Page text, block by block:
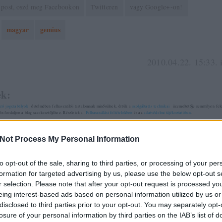
Process My Personal Information
opt-out of the sale, sharing to third parties, or processing of your
for targeted advertising by us, please use the below opt-out
selection. Please note that after your opt-out request is processed
interest-based ads based on personal information utilized by us
to third parties prior to your opt-out. You may separately
of your personal information by third parties on the IAB’s list of
magyar gemius
jogszabályok értelmében felhasználói tartalomnak minősülnek, értük a szolgáltatás technikai üzemeltetője semmilyen
forduljon a blog szerkesztőjéhez. Részletek aFelhasználási feltételekben és azadatvédelmi tájékoztatóban
·HTTP://LONGHAND.HU 2010.04.22. 16:07:58
ha azt állítják, hogy a videósiteok forgalma nőtt a
pedig csökkent. :)
iránti érdeklődés visszaesése is egészen biztosan fals